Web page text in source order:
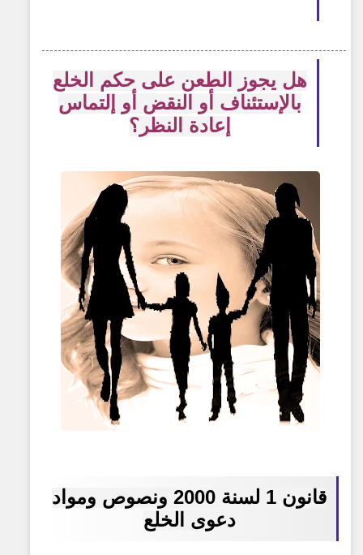
هل يجوز الطعن على حكم الخلع
بالإستئناف أو النقض أو إلتماس
إعادة النظر؟
قانون 1 لسنة 2000
ونصوص ومواد
دعوى الخلع